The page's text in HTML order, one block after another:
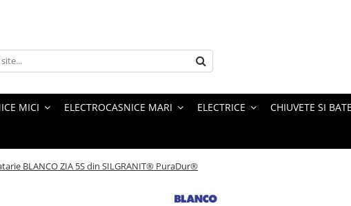
MICI ELECTROCASNICE MARI ELECTRICE CHIUVETE SI
BLANCO ZIA 5S din SILGRANIT® PuraDur®